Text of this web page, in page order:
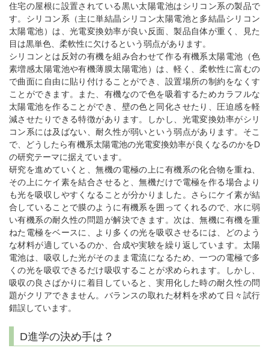
住宅の屋根に設置されている黒い太陽電池はシリコン系の製品で
す。シリコン系（主に単結晶シリコン太陽電池と多結晶シリコン
太陽電池）は、光電変換効率が良い反面、製品自体が重く、見た
目は黒単色、柔軟性に欠けるという弱点があります。
シリコンとは反対の有機を組み合わせて作る有機系太陽電池（色
素増感太陽電池や有機薄膜太陽電池）は、軽く、柔軟性に富むの
で曲面に自由に貼り付けることができ、設置場所の制約をなくす
ことができます。また、有機なので色を吸着するためカラフルな
太陽電池を作ることができ、壁の色と同化させたり、圧迫感を軽
減させたりできる特徴があります。しかし、光電変換効率がシリ
コン系には及ばない、耐久性が弱いという弱点があります。そこ
で、どうしたら有機系太陽電池の光電変換効率が良くなるのかをD
の研究テーマに据えています。
研究を進めていくと、無機の電極の上に有機系の化合物を重ね、
その上にケイ素を結合させると、無機だけで電極を作る場合より
も光を吸収しやすくなることが分かりました。さらにケイ素が結
合していることで膜のように有機系を囲ってくれるので、水に弱
い有機系の耐久性の問題が解決できます。次は、無機に有機を重
ねた電極をベースに、より多くの光を吸収させるには、どのよう
な材料が適しているのか、合成や実験を繰り返しています。太陽
電池は、吸収した光がそのまま電流になるため、一つの電極で多
くの光を吸収できるだけ吸収することが求められます。しかし、
吸収の良さばかりに着目していると、実用化した時の耐久性の問
題がクリアできません。バランスの取れた材料を求めて日々試行
錯誤しています。
D進学の決め手は？